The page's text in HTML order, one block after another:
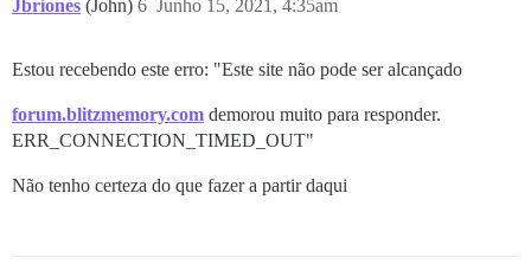
Jbriones (John) Junho 15, 2021, 4:35am
6
Estou recebendo este erro: "Este site não pode ser alcançado
forum.blitzmemory.com demorou muito para responder.
ERR_CONNECTION_TIMED_OUT"
Não tenho certeza do que fazer a partir daqui